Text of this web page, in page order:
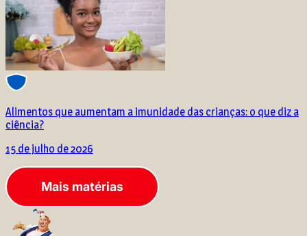
Alimentos que aumentam a imunidade das crianças: o que diz a
ciência?
15 de julho de 2026
Mais matérias